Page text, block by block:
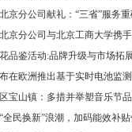
京分公司献礼：“三省”服务
京分公司与北京工商大学携
品鉴活动:品牌升级与市场拓
在欧洲推出基于实时电池监
宝山镇：多措并举塑音乐节
全民换新”浪潮，加码能效补贴